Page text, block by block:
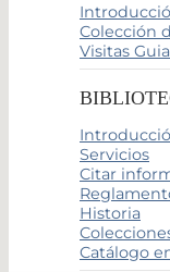
Colección
Visitas
Servicios
Citar
Historia
Catálogo